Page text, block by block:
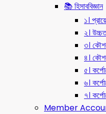
📚 হিসাববিজ্ঞান
১।
২।
৩।
৪।
৫।
৬।
৭।
Member